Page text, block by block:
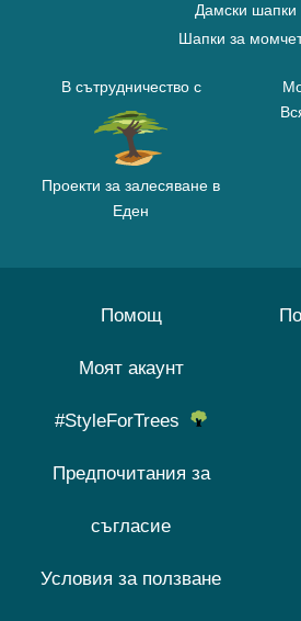
Дамски шапки
Шапки за
В сътрудничество с
Проекти за залесяване в
Еден
Помощ
Моят акаунт
#StyleForTrees
Предпочитания за
съгласие
Условия за ползване